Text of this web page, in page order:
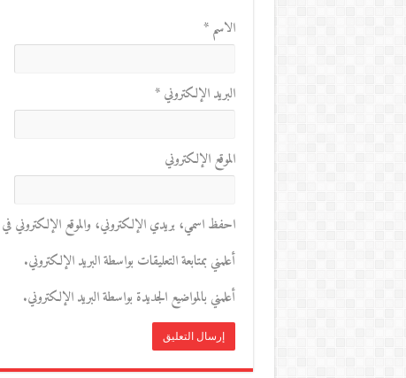
الاسم*
البريد الإلكتروني*
الموقع الإلكتروني
احفظ اسمي، بريدي الإلكتروني، والموقع الإلكتروني في
أعلمني بمتابعة التعليقات بواسطة البريد الإلكتروني.
أعلمني بالمواضيع الجديدة بواسطة البريد الإلكتروني.